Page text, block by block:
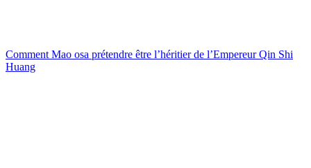
Comment Mao osa prétendre être l’héritier de l’Empereur Qin Shi
Huang